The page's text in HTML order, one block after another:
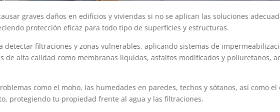
graves daños en edificios y viviendas si no se aplican las soluciones
protección eficaz para todo tipo de superficies y estructuras.
filtraciones y zonas vulnerables, aplicando sistemas de
alta calidad como membranas líquidas, asfaltos modificados y poliuretanos,
como el moho, las humedades en paredes, techos y sótanos, así como
protegiendo tu propiedad frente al agua y las filtraciones.